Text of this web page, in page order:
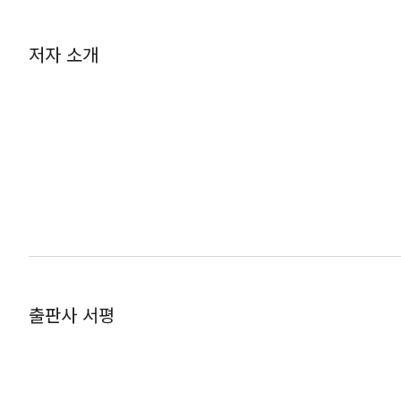
저자 소개
출판사 서평